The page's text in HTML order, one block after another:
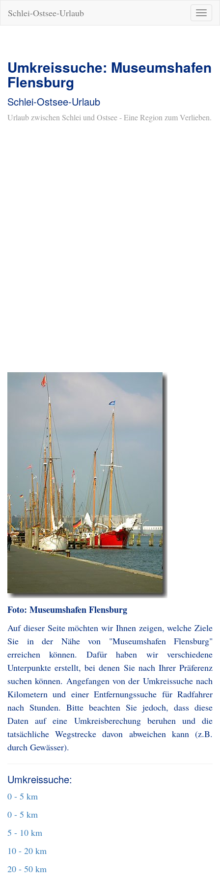
ein-/
Schlei-Ostsee-Urlaub
Umkreissuche: Museumshafen
Flensburg
Schlei-Ostsee-Urlaub
Urlaub zwischen Schlei und Ostsee - Eine Region zum Verlieben.
Foto: Museumshafen Flensburg
Auf dieser Seite möchten wir Ihnen zeigen, welche Ziele
Sie in der Nähe von "Museumshafen Flensburg"
erreichen können. Dafür haben wir verschiedene
Unterpunkte erstellt, bei denen Sie nach Ihrer Präferenz
suchen können. Angefangen von der Umkreissuche nach
Kilometern und einer Entfernungssuche für Radfahrer
nach Stunden. Bitte beachten Sie jedoch, dass diese
Daten auf eine Umkreisberechung beruhen und die
tatsächliche Wegstrecke davon abweichen kann (z.B.
durch Gewässer).
Umkreissuche:
0 - 5 km
0 - 5 km
5 - 10 km
10 - 20 km
20 - 50 km